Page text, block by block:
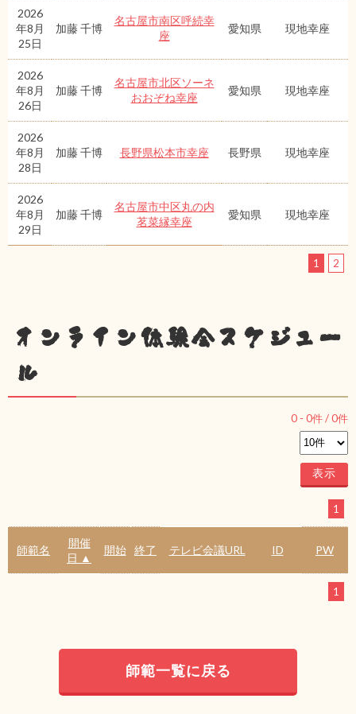
2026
年8月
25日
加藤 千博
名古屋市南区呼続幸
座
愛知県 現地幸座
2026
年8月
26日
加藤 千博
名古屋市北区ソーネ
おおぞね幸座
愛知県 現地幸座
2026
年8月
28日
加藤 千博 長野県松本市幸座 長野県 現地幸座
2026
年8月
29日
加藤 千博
名古屋市中区丸の内
茗菜縁幸座
愛知県 現地幸座
1 2
オンライン体験会スケジュー
ル
0 - 0件 /0件
1
師範名
開催
日 ▲
開始 終了 テレビ会議URL ID PW
1
師範一覧に戻る